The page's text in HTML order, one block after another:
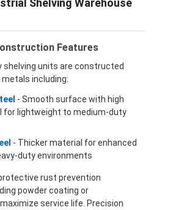
Shelving Warehouse
Features
shelving units are constructed
including:
- Smooth surface with high
for lightweight to medium-duty
- Thicker material for enhanced
duty environments
rust prevention
powder coating or
service life. Precision